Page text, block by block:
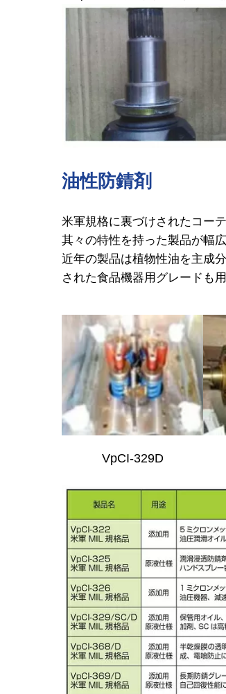
油性防錆剤
米軍規格に裏づけされたコー
其々の特性を持った製品が幅
近年の製品は植物性油を主成
された食品機器用グレードも
VpCI-329D